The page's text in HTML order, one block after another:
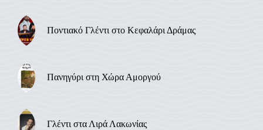
Ποντιακό Γλέντι στο Κεφαλάρι Δράμας
Πανηγύρι στη Χώρα Αμοργού
Γλέντι στα Λιρά Λακωνίας